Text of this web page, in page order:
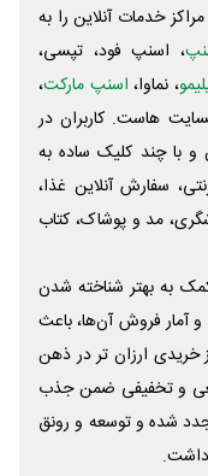
خدمات آنلاین را به
، اسنپ فود، تپسی،
، نماوا، اسنپ مارکت،
‌هاست. کاربران در
و با چند کلیک ساده به
سفارش آنلاین غذا،
مد و پوشاک، کتاب
کمک به بهتر شناخته شدن
آمار فروش آن‌ها، باعث
ارزان تر در ذهن
و تخفیفی ضمن جذب
شده و توسعه و رونق
داشت.